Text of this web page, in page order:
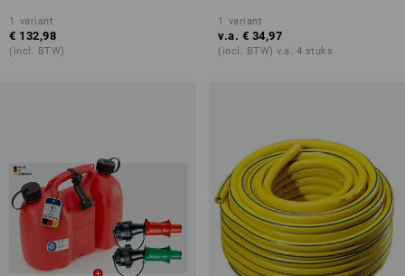
1 variant
€ 132,98
(incl. BTW)
1 variant
v.a. € 34,97
(incl. BTW) v.a. 4 stuks